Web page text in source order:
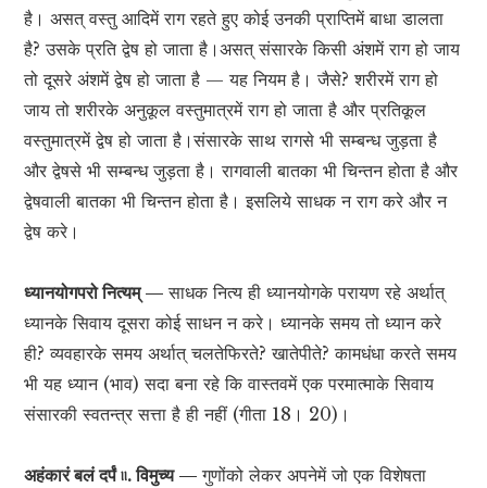
है। असत् वस्तु आदिमें राग रहते हुए कोई उनकी प्राप्तिमें बाधा डालता
है? उसके प्रति द्वेष हो जाता है।असत् संसारके किसी अंशमें राग हो जाय
तो दूसरे अंशमें द्वेष हो जाता है — यह नियम है। जैसे? शरीरमें राग हो
जाय तो शरीरके अनुकूल वस्तुमात्रमें राग हो जाता है और प्रतिकूल
वस्तुमात्रमें द्वेष हो जाता है।संसारके साथ रागसे भी सम्बन्ध जुड़ता है
और द्वेषसे भी सम्बन्ध जुड़ता है। रागवाली बातका भी चिन्तन होता है और
द्वेषवाली बातका भी चिन्तन होता है। इसलिये साधक न राग करे और न
द्वेष करे।
ध्यानयोगपरो नित्यम् —साधक नित्य ही ध्यानयोगके परायण रहे अर्थात्
ध्यानके सिवाय दूसरा कोई साधन न करे। ध्यानके समय तो ध्यान करे
ही? व्यवहारके समय अर्थात् चलतेफिरते? खातेपीते? कामधंधा करते समय
भी यह ध्यान (भाव) सदा बना रहे कि वास्तवमें एक परमात्माके सिवाय
संसारकी स्वतन्त्र सत्ता है ही नहीं (गीता 18। 20)।
अहंकारं बलं दर्पं ৷৷. विमुच्य —गुणोंको लेकर अपनेमें जो एक विशेषता